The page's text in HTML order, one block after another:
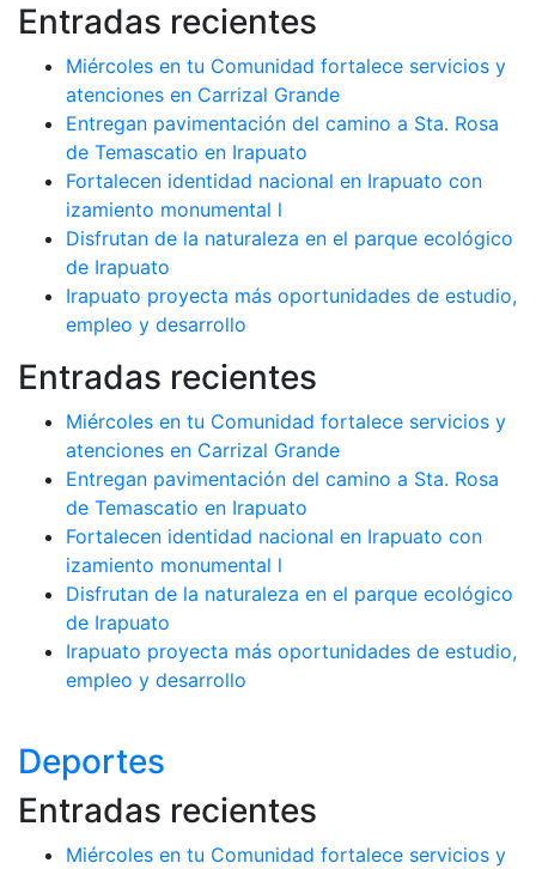
Entradas recientes
Miércoles en tu Comunidad fortalece servicios y
atenciones en Carrizal Grande
Entregan pavimentación del camino a Sta. Rosa
de Temascatio en Irapuato
Fortalecen identidad nacional en Irapuato con
izamiento monumental l
Disfrutan de la naturaleza en el parque ecológico
de Irapuato
Irapuato proyecta más oportunidades de estudio,
empleo y desarrollo
Entradas recientes
Miércoles en tu Comunidad fortalece servicios y
atenciones en Carrizal Grande
Entregan pavimentación del camino a Sta. Rosa
de Temascatio en Irapuato
Fortalecen identidad nacional en Irapuato con
izamiento monumental l
Disfrutan de la naturaleza en el parque ecológico
de Irapuato
Irapuato proyecta más oportunidades de estudio,
empleo y desarrollo
Deportes
Entradas recientes
Miércoles en tu Comunidad fortalece servicios y